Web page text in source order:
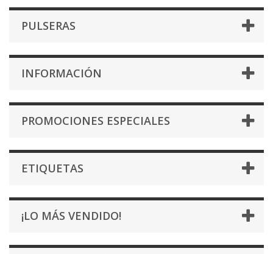
PULSERAS
INFORMACIÓN
PROMOCIONES ESPECIALES
ETIQUETAS
¡LO MÁS VENDIDO!